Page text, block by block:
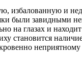
избалованную и
были завидными
на глазах и
становится
неприятному